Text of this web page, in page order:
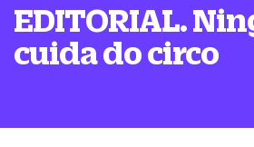
EDITORIAL.
cuida do circo